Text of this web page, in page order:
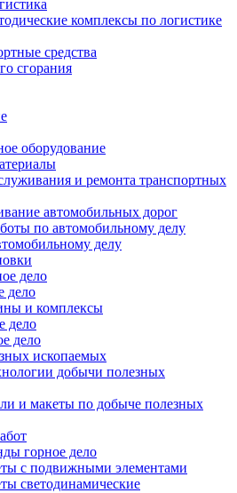
комплексы по логистике
средства
сгорания
оборудование
и ремонта транспортных
автомобильных дорог
по автомобильному делу
делу
дело
дело
и комплексы
дело
дело
ископаемых
добычи полезных
и макеты по добыче полезных
горное дело
с подвижными элементами
светодинамические